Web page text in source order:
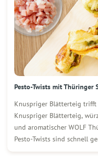
Pesto-Twists mit Thüringer
Knuspriger Blätterteig trifft
Knuspriger Blätterteig,
und aromatischer WOLF
Pesto-Twists sind schnell